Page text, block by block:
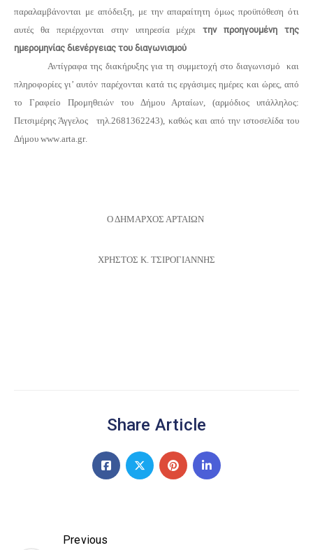
παραλαμβάνονται με απόδειξη, με την απαραίτητη όμως προϋπόθεση ότι
αυτές θα περιέρχονται στην υπηρεσία μέχριτην προηγουμένη της
ημερομηνίας διενέργειας του διαγωνισμού
Αντίγραφα της διακήρυξης για τη συμμετοχή στο διαγωνισμό και
πληροφορίες γι’ αυτόν παρέχονται κατά τις εργάσιμες ημέρες και ώρες, από
το Γραφείο Προμηθειών του Δήμου Αρταίων, (αρμόδιος υπάλληλος:
Πετσιμέρης Άγγελος τηλ.2681362243), καθώς και από την ιστοσελίδα του
Δήμου www arta gr.
Ο ΔΗΜΑΡΧΟΣ ΑΡΤΑΙΩΝ
ΧΡΗΣΤΟΣ Κ. ΤΣΙΡΟΓΙΑΝΝΗΣ
Share Article
Previous